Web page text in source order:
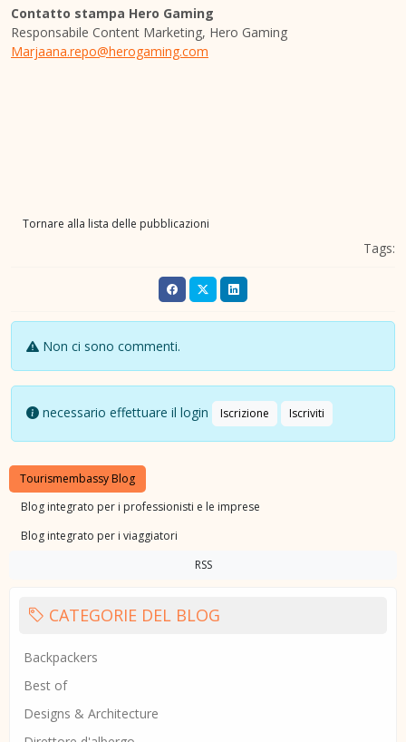
Contatto stampa Hero Gaming
Responsabile Content Marketing, Hero Gaming
Marjaana.repo@herogaming.com
Tornare alla lista delle pubblicazioni
Tags:
Non ci sono commenti.
necessario effettuare il login Iscrizione Iscriviti
Tourismembassy Blog
Blog integrato per i professionisti e le imprese
Blog integrato per i viaggiatori
RSS
CATEGORIE DEL BLOG
Backpackers
Best of
Designs & Architecture